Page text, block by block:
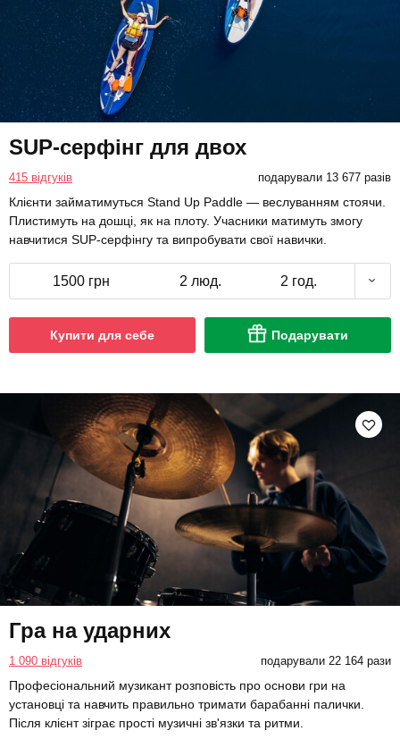
SUP-серфінг для двох
415 відгуків подарували 13 677 разів
Клієнти займатимуться Stand Up Paddle — веслуванням стоячи.
Плистимуть на дошці, як на плоту. Учасники матимуть змогу
навчитися SUP-серфінгу та випробувати свої навички.
1500 грн 2 люд. 2 год.
Купити для себе Подарувати
Гра на ударних
1 090 відгуків подарували 22 164 рази
Професіональний музикант розповість про основи гри на
установці та навчить правильно тримати барабанні палички.
Після клієнт зіграє прості музичні зв'язки та ритми.